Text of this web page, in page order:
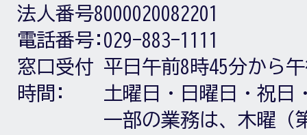
法人番号8000020082201
電話番号: 029-883-1111
窓口受付
時間:
平日午前8時45分から
土曜日・日曜日・祝日
一部の業務は、木曜（